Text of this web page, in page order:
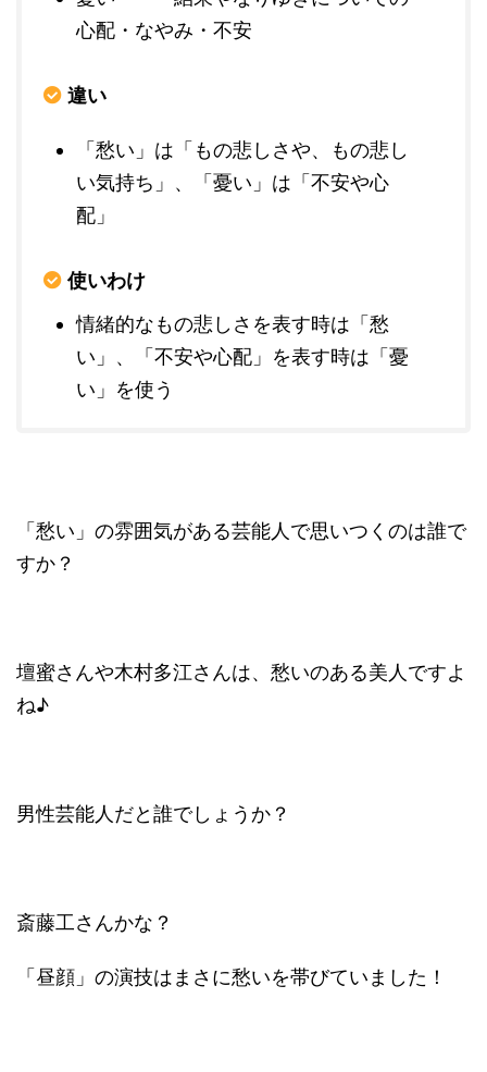
心配・なやみ・不安
違い
「愁い」は「もの悲しさや、もの悲し
い気持ち」、「憂い」は「不安や心
配」
使いわけ
情緒的なもの悲しさを表す時は「愁
い」、「不安や心配」を表す時は「憂
い」を使う
「愁い」の雰囲気がある芸能人で思いつくのは誰で
すか？
壇蜜さんや木村多江さんは、愁いのある美人ですよ
ね♪
男性芸能人だと誰でしょうか？
斎藤工さんかな？
「昼顔」の演技はまさに愁いを帯びていました！